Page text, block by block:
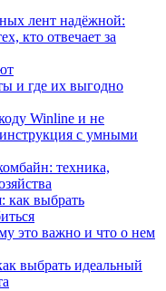
лент надёжной:
кто отвечает за
и где их выгодно
Winline и не
с умными
техника,
как выбрать
это важно и что о нем
выбрать идеальный